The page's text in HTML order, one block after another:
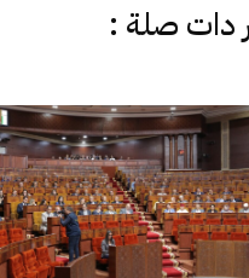
دات صلة :